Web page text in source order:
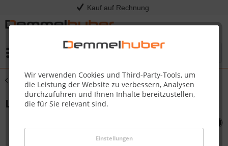
Kauf auf Rechnung
Wir verwenden Cookies und Third-Party-Tools, um
die Leistung der Website zu verbessern, Analysen
durchzuführen und Ihnen Inhalte bereitzustellen,
die für Sie relevant sind.
Einstellungen
Übersicht PRO825
LID SIDE BURNER PRO825 #N335-0074